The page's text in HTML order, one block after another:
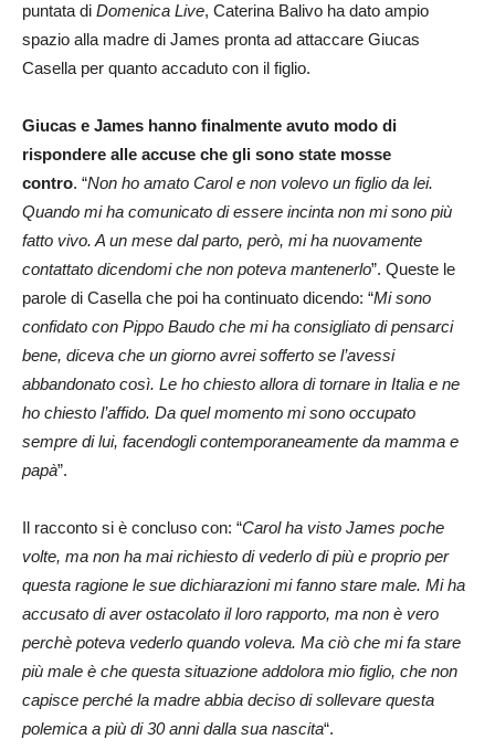
puntata di Domenica Live, Caterina Balivo ha dato ampio
spazio alla madre di James pronta ad attaccare Giucas
Casella per quanto accaduto con il figlio.
Giucas e James hanno finalmente avuto modo di
rispondere alle accuse che gli sono state mosse
contro. “Non ho amato Carol e non volevo un figlio da lei.
Quando mi ha comunicato di essere incinta non mi sono più
fatto vivo. A un mese dal parto, però, mi ha nuovamente
contattato dicendomi che non poteva mantenerlo”. Queste le
parole di Casella che poi ha continuato dicendo: “Mi sono
confidato con Pippo Baudo che mi ha consigliato di pensarci
bene, diceva che un giorno avrei sofferto se l’avessi
abbandonato così. Le ho chiesto allora di tornare in Italia e ne
ho chiesto l’affido. Da quel momento mi sono occupato
sempre di lui, facendogli contemporaneamente da mamma e
papà”.
Il racconto si è concluso con: “Carol ha visto James poche
volte, ma non ha mai richiesto di vederlo di più e proprio per
questa ragione le sue dichiarazioni mi fanno stare male. Mi ha
accusato di aver ostacolato il loro rapporto, ma non è vero
perchè poteva vederlo quando voleva. Ma ciò che mi fa stare
più male è che questa situazione addolora mio figlio, che non
capisce perché la madre abbia deciso di sollevare questa
polemica a più di 30 anni dalla sua nascita“.